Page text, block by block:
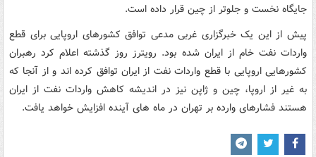
جایگاه نخست و جلوتر از چین قرار داده است.
پیش از این یک خبرگزاری غربی مدعی توافق کشورهای اروپایی برای قطع
واردات نفت خام از ایران شده بود. رویترز روز گذشته اعلام کرد رهبران
کشورهایی اروپایی با قطع واردات نفت از ایران توافق کرده اند و از آنجا که
به غیر از اروپا، چین و ژاپن نیز در اندیشه کاهش واردات نفت از ایران
هستند فشارهای وارده بر تهران در ماه های آینده افزایش خواهد یافت.